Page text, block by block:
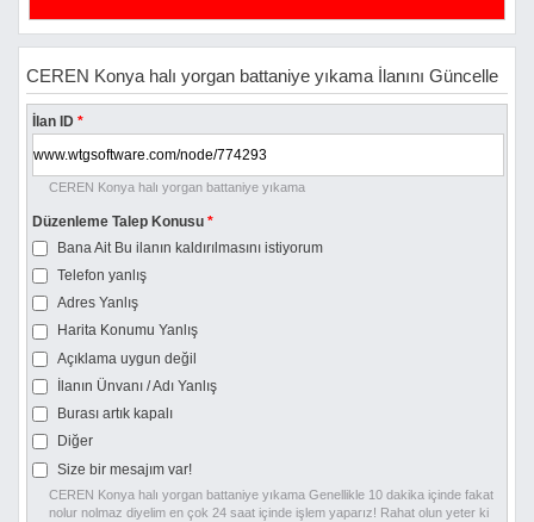
CEREN Konya halı yorgan battaniye yıkama İlanını Güncelle
İlan ID*
CEREN Konya halı yorgan battaniye yıkama
Düzenleme Talep Konusu*
Bana Ait Bu ilanın kaldırılmasını istiyorum
Telefon yanlış
Adres Yanlış
Harita Konumu Yanlış
Açıklama uygun değil
İlanın Ünvanı / Adı Yanlış
Burası artık kapalı
Diğer
Size bir mesajım var!
CEREN Konya halı yorgan battaniye yıkama Genellikle 10 dakika içinde fakat
nolur nolmaz diyelim en çok 24 saat içinde işlem yaparız! Rahat olun yeter ki